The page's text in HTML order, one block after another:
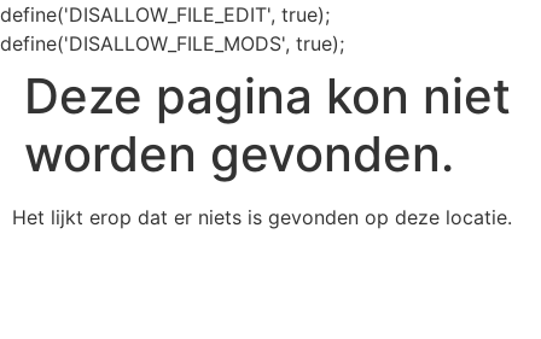
define('DISALLOW_FILE_EDIT', true);
define('DISALLOW_FILE_MODS', true);
Deze pagina kon niet
worden gevonden.
Het lijkt erop dat er niets is gevonden op deze locatie.